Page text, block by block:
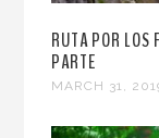
RUTA POR LOS
PARTE
MARCH 31,